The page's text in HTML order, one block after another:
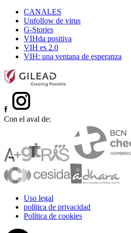
CANALES
Unfollow de virus
G-Stories
VIHda positiva
VIH es 2.0
VIH: una ventana de esperanza
Con el aval de:
Uso legal
política de privacidad
Política de cookies